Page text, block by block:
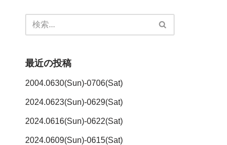
最近の投稿
2004.0630(Sun)-0706(Sat)
2024.0623(Sun)-0629(Sat)
2024.0616(Sun)-0622(Sat)
2024.0609(Sun)-0615(Sat)